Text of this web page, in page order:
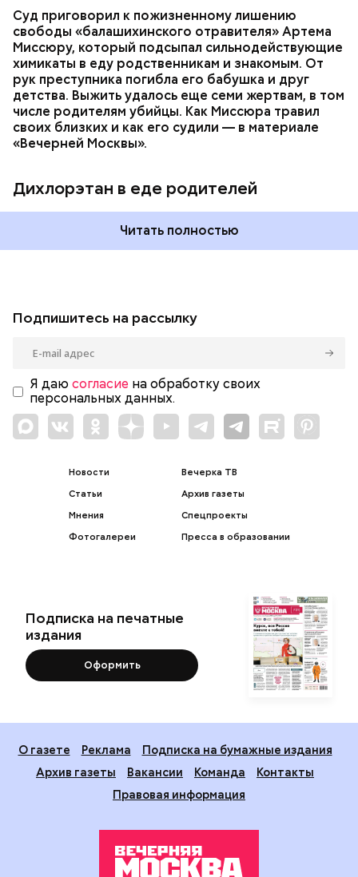
Суд приговорил к пожизненному лишению
свободы «балашихинского отравителя» Артема
Миссюру, который подсыпал сильнодействующие
химикаты в еду родственникам и знакомым. От
рук преступника погибла его бабушка и друг
детства. Выжить удалось еще семи жертвам, в том
числе родителям убийцы. Как Миссюра травил
своих близких и как его судили — в материале
«Вечерней Москвы».
Дихлорэтан в еде родителей
Читать полностью
Подпишитесь на рассылку
Я даю согласие на обработку своих
персональных данных.
Новости
Статьи
Мнения
Фотогалереи
Вечерка ТВ
Архив газеты
Спецпроекты
Пресса в образовании
Подписка на печатные
издания
Оформить
О газете Реклама
Подписка на бумажные издания
Архив газеты
Вакансии Команда
Контакты
Правовая информация